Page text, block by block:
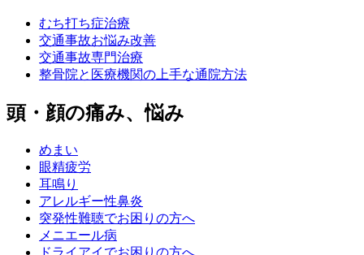
むち打ち症治療
交通事故お悩み改善
交通事故専門治療
整骨院と医療機関の上手な通院方法
頭・顔の痛み、悩み
めまい
眼精疲労
耳鳴り
アレルギー性鼻炎
突発性難聴でお困りの方へ
メニエール病
ドライアイでお困りの方へ